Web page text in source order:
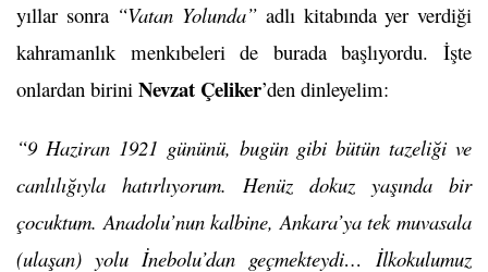
yıllar sonra “Vatan Yolunda” adlı kitabında yer verdiği
kahramanlık menkıbeleri de burada başlıyordu. İşte
onlardan birini Nevzat Çeliker’den dinleyelim:
“9 Haziran 1921 gününü, bugün gibi bütün tazeliği ve
canlılığıyla hatırlıyorum. Henüz dokuz yaşında bir
çocuktum. Anadolu’nun kalbine, Ankara’ya tek muvasala
(ulaşan) yolu İnebolu’dan geçmekteydi… İlkokulumuz